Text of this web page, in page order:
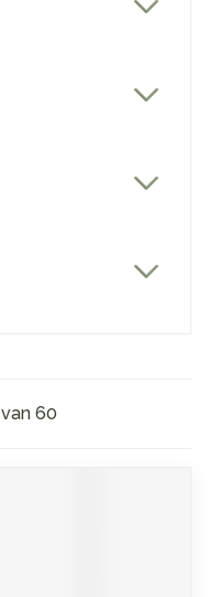
van 60